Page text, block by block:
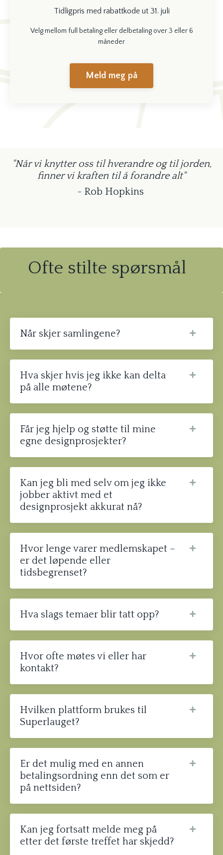
Tidligpris med rabattkode ut 31. juli
Velg mellom full betaling eller delbetaling over 3 eller 6
måneder
Meld meg på
"Når vi knytter oss til hverandre og til jorden,
finner vi kraften til å forandre alt"
- Rob Hopkins
Ofte stilte spørsmål
Når skjer samlingene?
Hva skjer hvis jeg ikke kan delta
på alle møtene?
Får jeg hjelp og støtte til mine
egne designprosjekter?
Kan jeg bli med selv om jeg ikke
jobber aktivt med et
designprosjekt akkurat nå?
Hvor lenge varer medlemskapet –
er det løpende eller
tidsbegrenset?
Hva slags temaer blir tatt opp?
Hvor ofte møtes vi eller har
kontakt?
Hvilken plattform brukes til
Superlauget?
Er det mulig med en annen
betalingsordning enn det som er
på nettsiden?
Kan jeg fortsatt melde meg på
etter det første treffet har skjedd?